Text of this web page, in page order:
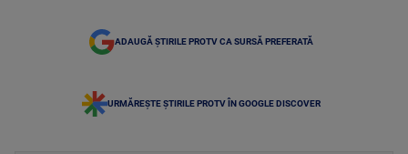
ADAUGĂ ȘTIRILE PROTV CA SURSĂ PREFERATĂ
URMĂREȘTE ȘTIRILE PROTV ÎN GOOGLE DISCOVER